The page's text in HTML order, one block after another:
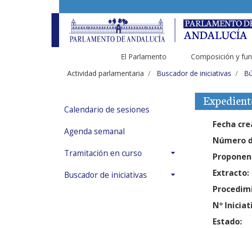
El Parlamento Composición y
Actividad parlamentaria
Buscador de iniciativas
Calendario de sesiones
Agenda semanal
Tramitación en curso
Buscador de iniciativas
Fecha
Número
Extracto:
Nº
Estado: